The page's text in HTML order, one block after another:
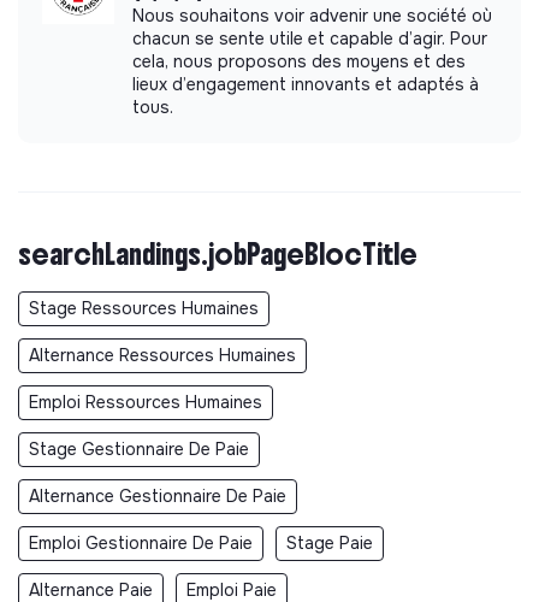
Veille réglementaire en droit du travail (ECLAT, CCN
Déchets, droit associatif)
Indemnité km vélo si ce mode de transport
Télétravail régulier localisé en proximité d’un site de
l’association (IDF, Bordeaux, Marseille, Lyon, Grenoble)
Prise de Poste :Dès que possible
Nous souhaitons voir advenir une société où
chacun se sente utile et capable d’agir. Pour
cela, nous proposons des moyens et des
lieux d’engagement innovants et adaptés à
tous.
searchLandings.jobPageBlocTitle
Stage Ressources Humaines
Alternance Ressources Humaines
Emploi Ressources Humaines
Stage Gestionnaire De Paie
Alternance Gestionnaire De Paie
Emploi Gestionnaire De Paie Stage Paie
Alternance Paie Emploi Paie